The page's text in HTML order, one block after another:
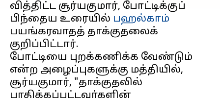
வித்திட்ட சூர்யகுமார், போட்டிக்குப்
பிந்தைய உரையில் பஹல்காம்
பயங்கரவாதத் தாக்குதலைக்
குறிப்பிட்டார்.
போட்டியை புறக்கணிக்க வேண்டும்
என்ற அழைப்புகளுக்கு மத்தியில்,
சூர்யகுமார், "தாக்குதலில்
பாதிக்கப்பட்டவர்களின்